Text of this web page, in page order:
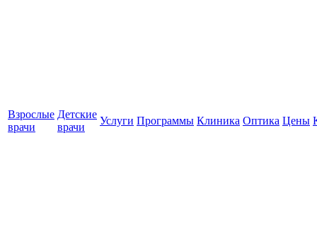
Взрослые
врачи
Детские
врачи
Услуги Программы Клиника Оптика Цены